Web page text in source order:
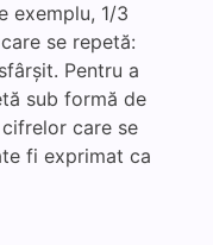
exemplu, 1/3
se repetă:
Pentru a
sub formă de
care se
fi exprimat ca